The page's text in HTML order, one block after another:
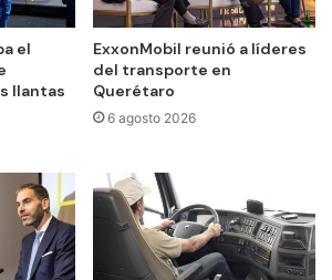
el
llantas
ExxonMobil reunió a líderes
del transporte en
Querétaro
6 agosto 2026